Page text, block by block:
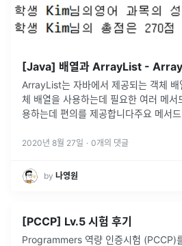
[Java] 배열과 ArrayList -
ArrayList는 자바에서 제공되는 객체 배
체 배열을 사용하는데 필요한 여러 메
용하는데 편의를 제공합니다주요 메서
스...
2020년 8월 27일 · 0개의 댓글
by 나영원
[PCCP] Lv.5 시험 후기
Programmers 역량 인증시험 (PCCP)